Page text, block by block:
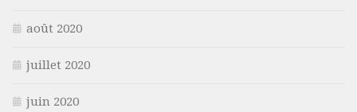
août 2020
juillet 2020
juin 2020